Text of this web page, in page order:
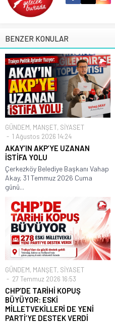
BENZER KONULAR
GÜNDEM, MANŞET, SİYASET
1 Ağustos 2026 14:24
AKAY’IN AKP’YE UZANAN
İSTİFA YOLU
Çerkezköy Belediye Başkanı Vahap
Akay, 31 Temmuz 2026 Cuma
günü...
GÜNDEM, MANŞET, SİYASET
27 Temmuz 2026 16:53
CHP’DE TARİHİ KOPUŞ
BÜYÜYOR: ESKİ
MİLLETVEKİLLERİ DE YENİ
PARTİ’YE DESTEK VERDİ